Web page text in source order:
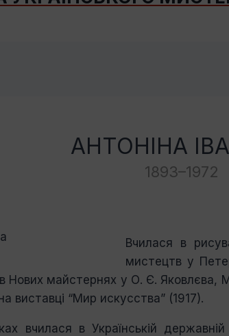
АНТОНІНА
1893–1972
Вчилася в
мистецтв у
Нових майстернях у О. Є.
виставці “Мир искусства” (1917).
вчилася в Українській